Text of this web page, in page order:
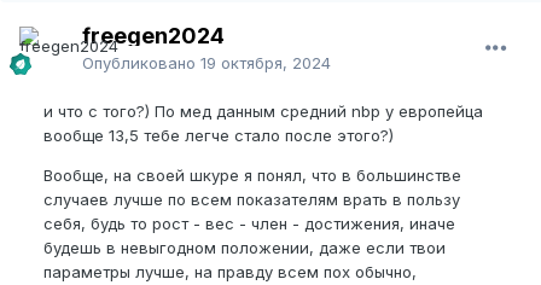
freegen2024
Опубликовано 19 октября, 2024
и что с того?) По мед данным средний nbp у европейца
вообще 13,5 тебе легче стало после этого?)
Вообще, на своей шкуре я понял, что в большинстве
случаев лучше по всем показателям врать в пользу
себя, будь то рост - вес - член - достижения, иначе
будешь в невыгодном положении, даже если твои
параметры лучше, на правду всем пох обычно,